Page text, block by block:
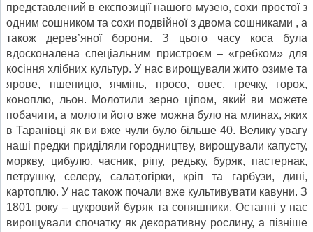
представлений в експозиції нашого музею, сохи простої з
одним сошником та сохи подвійної з двома сошниками , а
також дерев’яної борони. З цього часу коса була
вдосконалена спеціальним пристроєм – «гребком» для
косіння хлібних культур. У нас вирощували жито озиме та
ярове, пшеницю, ячмінь, просо, овес, гречку, горох,
коноплю, льон. Молотили зерно ціпом, який ви можете
побачити, а молоти його вже можна було на млинах, яких
в Таранівці як ви вже чули було більше 40. Велику увагу
наші предки приділяли городництву, вирощували капусту,
моркву, цибулю, часник, ріпу, редьку, буряк, пастернак,
петрушку, селеру, салат,огірки, кріп та гарбузи, дині,
картоплю. У нас також почали вже культивувати кавуни. З
1801 року – цукровий буряк та соняшники. Останні у нас
вирощували спочатку як декоративну рослину, а пізніше